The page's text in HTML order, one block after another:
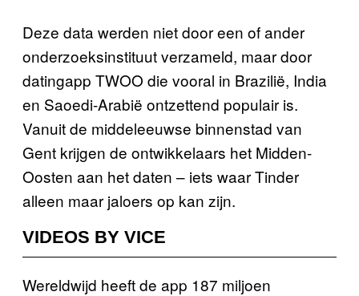
Deze data werden niet door een of ander
onderzoeksinstituut verzameld, maar door
datingapp TWOO die vooral in Brazilië, India
en Saoedi-Arabië ontzettend populair is.
Vanuit de middeleeuwse binnenstad van
Gent krijgen de ontwikkelaars het Midden-
Oosten aan het daten – iets waar Tinder
alleen maar jaloers op kan zijn.
VIDEOS BY VICE
Wereldwijd heeft de app 187 miljoen